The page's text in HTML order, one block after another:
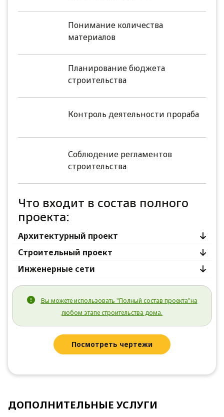
Понимание количества
материалов
Планирование бюджета
строительства
Контроль деятельности прораба
Соблюдение регламентов
строительства
Что входит в состав полного
проекта:
Архитектурный проект
Строительный проект
Инженерные сети
Вы можете использовать "Полный состав проекта"на
любом этапе строительства дома.
Посмотреть чертежи
ДОПОЛНИТЕЛЬНЫЕ УСЛУГИ